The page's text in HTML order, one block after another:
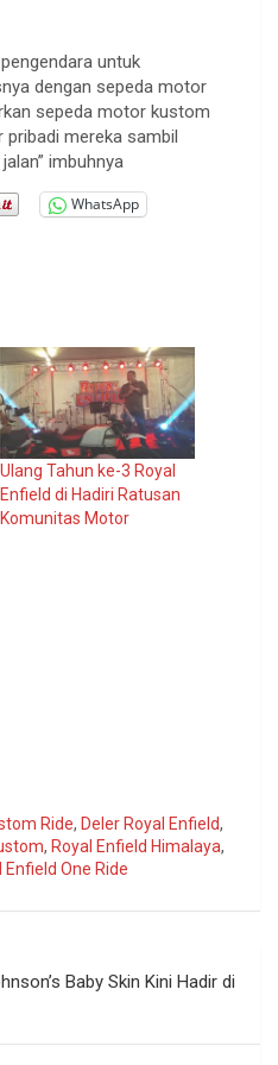
untuk
dengan sepeda motor
sepeda motor kustom
pribadi mereka sambil
imbuhnya
WhatsApp
Ulang Tahun ke-3 Royal
Enfield di Hadiri Ratusan
Komunitas Motor
Ride, Deler Royal Enfield,
, Royal Enfield Himalaya,
Enfield One Ride
Baby Skin Kini Hadir di